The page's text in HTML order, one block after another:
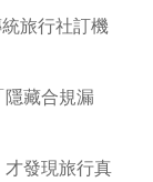
旅行社訂機
隱藏合規漏
發現旅行真